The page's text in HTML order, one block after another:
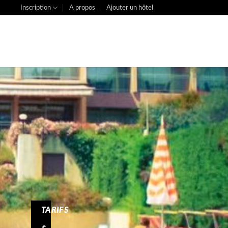
Inscription A propos Ajouter un hôtel
TARIFS